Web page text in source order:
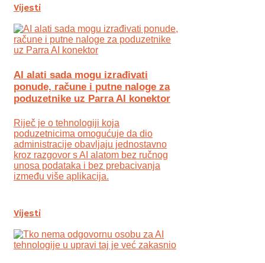
Vijesti
AI alati sada mogu izrađivati
ponude, račune i putne naloge za
poduzetnike uz Parra AI konektor
Riječ je o tehnologiji koja
poduzetnicima omogućuje da dio
administracije obavljaju jednostavno
kroz razgovor s AI alatom bez ručnog
unosa podataka i bez prebacivanja
između više aplikacija.
Vijesti